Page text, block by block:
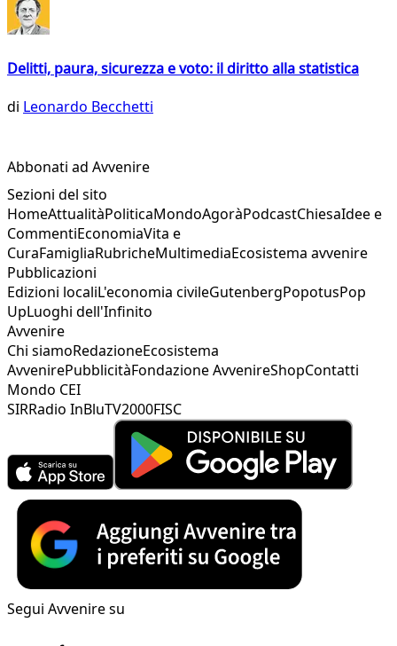
Delitti, paura, sicurezza e voto: il diritto alla statistica
di Leonardo Becchetti
Abbonati ad Avvenire
Sezioni del sito
HomeAttualitàPoliticaMondoAgoràPodcastChiesaIdee e
CommentiEconomiaVita e
CuraFamigliaRubricheMultimediaEcosistema avvenire
Pubblicazioni
Edizioni localiL'economia civileGutenbergPopotusPop
UpLuoghi dell'Infinito
Avvenire
Chi siamoRedazioneEcosistema
AvvenirePubblicitàFondazione AvvenireShopContatti
Mondo CEI
SIRRadio InBluTV2000FISC
Segui Avvenire su